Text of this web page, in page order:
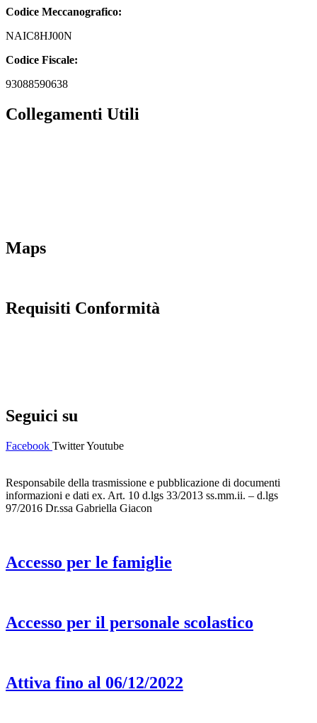
Codice Meccanografico:
NAIC8HJ00N
Codice Fiscale:
93088590638
Collegamenti Utili
Maps
Requisiti Conformità
Seguici su
Facebook TwitterYoutube
Responsabile della trasmissione e pubblicazione di documenti
informazioni e dati ex. Art. 10 d.lgs 33/2013 ss.mm.ii. – d.lgs
97/2016 Dr.ssa Gabriella Giacon
Accesso per le famiglie
Accesso per il personale scolastico
Attiva fino al 06/12/2022